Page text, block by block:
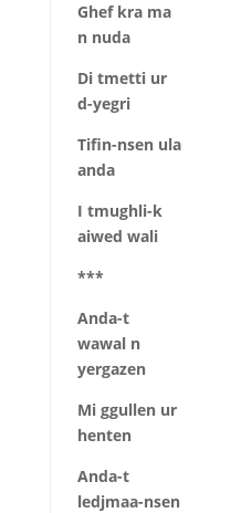
Ghef kra ma
n nuda
Di tmetti ur
d-yegri
Tifin-nsen ula
anda
I tmughli-k
aiwed wali
***
Anda-t
wawal n
yergazen
Mi ggullen ur
henten
Anda-t
ledjmaa-nsen